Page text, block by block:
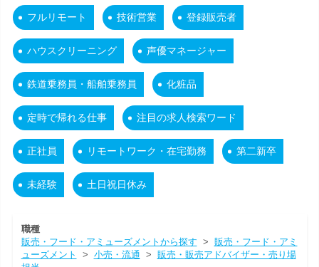
フルリモート 技術営業 登録販売者
ハウスクリーニング 声優マネージャー
鉄道乗務員・船舶乗務員 化粧品
定時で帰れる仕事 注目の求人検索ワード
正社員 リモートワーク・在宅勤務 第二新卒
未経験 土日祝日休み
職種
販売・フード・アミューズメントから探す > 販売・フード・アミ
ューズメント
> 小売・流通 > 販売・販売アドバイザー・売り場